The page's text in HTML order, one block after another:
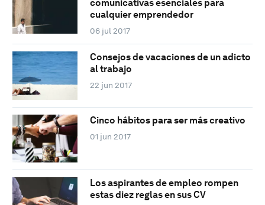
comunicativas esenciales para
cualquier emprendedor
06 jul 2017
Consejos de vacaciones de un adicto
al trabajo
22 jun 2017
Cinco hábitos para ser más creativo
01 jun 2017
Los aspirantes de empleo rompen
estas diez reglas en sus CV